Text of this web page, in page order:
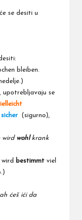
se desiti u
bleiben.
, upotrebljavaju se
sicher
(sigurno),
wird wohlkrank
wird bestimmt viel
ćeš ići da